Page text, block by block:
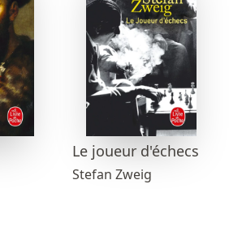
Le joueur d'échecs
Stefan Zweig